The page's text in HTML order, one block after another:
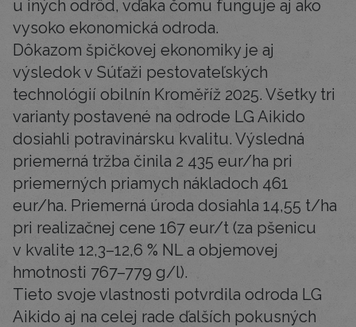
u iných odrôd, vďaka čomu funguje aj ako
vysoko ekonomická odroda.
Dôkazom špičkovej ekonomiky je aj
výsledok v Súťaži pestovateľských
technológií obilnín Kroměříž 2025. Všetky tri
varianty postavené na odrode LG Aikido
dosiahli potravinársku kvalitu. Výsledná
priemerná tržba činila 2 435 eur/ha pri
priemerných priamych nákladoch 461
eur/ha. Priemerná úroda dosiahla 14,55 t/ha
pri realizačnej cene 167 eur/t (za pšenicu
v kvalite 12,3–12,6 % NL a objemovej
hmotnosti 767–779 g/l).
Tieto svoje vlastnosti potvrdila odroda LG
Aikido aj na celej rade ďalších pokusných